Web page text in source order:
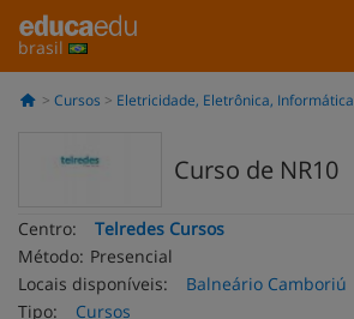
brasil
Cursos Eletricidade, Eletrônica, Informática
Curso de NR10
Centro:
Telredes Cursos
Método: Presencial
Locais disponíveis:
Balneário Camboriú
Tipo:
Cursos